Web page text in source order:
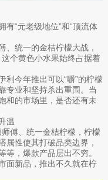
“元老级地位”和“顶流体
、统一的金桔柠檬大战，
个黄色小水果始终占据着
利今年推出可以“嚼”的柠檬
专业和坚持杀出重围。当
和的市场里，是否还有未
温
傅、统一金桔柠檬，柠檬
属性使其打破品类边界，
，爆款产品层出不穷。
面新品，推出不久就在柠